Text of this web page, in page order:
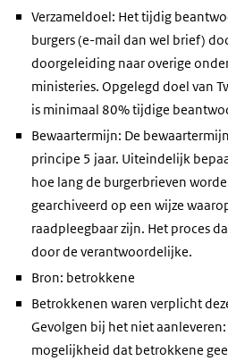
Verzameldoel: Het tijdig
burgers (e-mail dan wel brief)
doorgeleiding naar overige
ministeries. Opgelegd doel van
is minimaal 80% tijdige
Bewaartermijn: De
principe 5 jaar. Uiteindelijk
hoe lang de burgerbrieven
gearchiveerd op een wijze
raadpleegbaar zijn. Het proces
door de verantwoordelijke.
Bron: betrokkene
Betrokkenen waren verplicht
Gevolgen bij het niet
mogelijkheid dat betrokkene